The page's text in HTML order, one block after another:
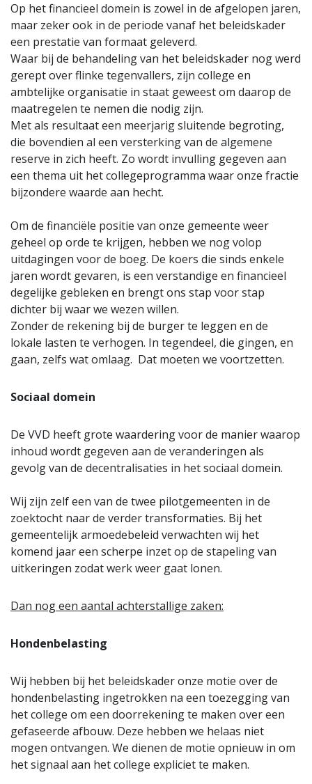
Op het financieel domein is zowel in de afgelopen jaren,
maar zeker ook in de periode vanaf het beleidskader
een prestatie van formaat geleverd.
Waar bij de behandeling van het beleidskader nog werd
gerept over flinke tegenvallers, zijn college en
ambtelijke organisatie in staat geweest om daarop de
maatregelen te nemen die nodig zijn.
Met als resultaat een meerjarig sluitende begroting,
die bovendien al een versterking van de algemene
reserve in zich heeft. Zo wordt invulling gegeven aan
een thema uit het collegeprogramma waar onze fractie
bijzondere waarde aan hecht.
Om de financiële positie van onze gemeente weer
geheel op orde te krijgen, hebben we nog volop
uitdagingen voor de boeg. De koers die sinds enkele
jaren wordt gevaren, is een verstandige en financieel
degelijke gebleken en brengt ons stap voor stap
dichter bij waar we wezen willen.
Zonder de rekening bij de burger te leggen en de
lokale lasten te verhogen. In tegendeel, die gingen, en
gaan, zelfs wat omlaag. Dat moeten we voortzetten.
Sociaal domein
De VVD heeft grote waardering voor de manier waarop
inhoud wordt gegeven aan de veranderingen als
gevolg van de decentralisaties in het sociaal domein.
Wij zijn zelf een van de twee pilotgemeenten in de
zoektocht naar de verder transformaties. Bij het
gemeentelijk armoedebeleid verwachten wij het
komend jaar een scherpe inzet op de stapeling van
uitkeringen zodat werk weer gaat lonen.
Dan nog een aantal achterstallige zaken:
Hondenbelasting
Wij hebben bij het beleidskader onze motie over de
hondenbelasting ingetrokken na een toezegging van
het college om een doorrekening te maken over een
gefaseerde afbouw. Deze hebben we helaas niet
mogen ontvangen. We dienen de motie opnieuw in om
het signaal aan het college expliciet te maken.